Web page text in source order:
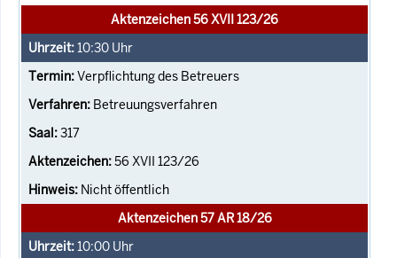
Aktenzeichen 56 XVII 123/26
10:30 Uhr
Verpflichtung des Betreuers
Betreuungsverfahren
317
56 XVII 123/26
Nicht öffentlich
Aktenzeichen 57 AR 18/26
10:00 Uhr